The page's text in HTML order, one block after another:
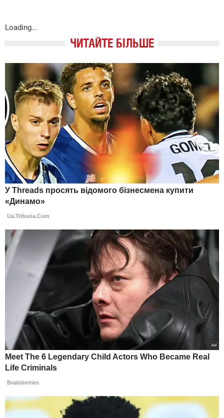
Loading...
ЧИТАЙТЕ БІЛЬШЕ